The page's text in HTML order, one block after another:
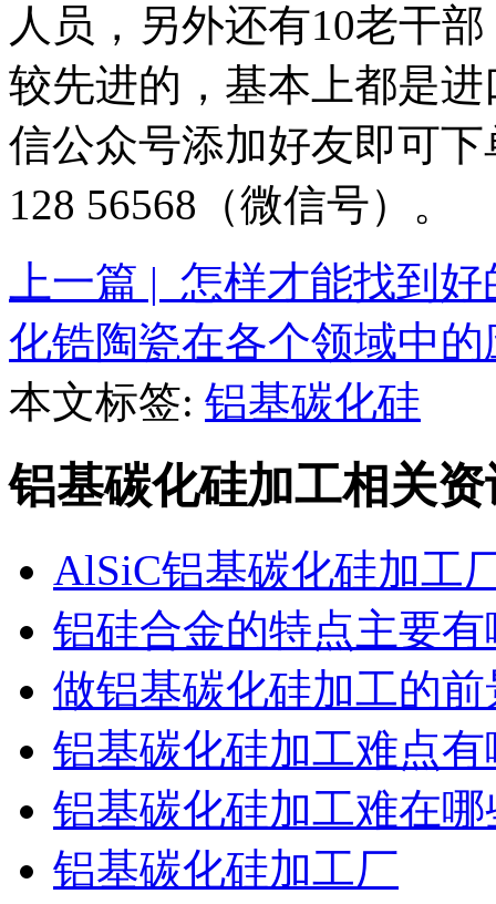
人员，另外还有10老干
较先进的，基本上都是
信公众号添加好友即可
128 56568（微信号）。
上一篇 | 怎样才能找到
化锆陶瓷在各个领域中的
本文标签: 铝基碳化硅
铝基碳化硅加工相关资
AlSiC铝基碳化硅加工
铝硅合金的特点主要有
做铝基碳化硅加工的前
铝基碳化硅加工难点有
铝基碳化硅加工难在
铝基碳化硅加工厂